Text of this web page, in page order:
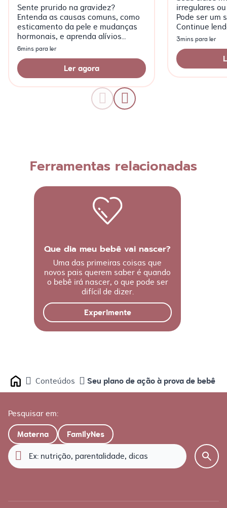
Sente prurido na gravidez?
Entenda as causas comuns, como
esticamento da pele e mudanças
hormonais, e aprenda alívios
seguros como hidratação e
compressas frias.
6mins para ler
Ler agora
irregulares
Pode ser um
Continue
observadas!
3mins para ler
Ferramentas relacionadas
Que dia meu bebê vai nascer?
Uma das primeiras coisas que
novos pais querem saber é quando
o bebê irá nascer, o que pode ser
difícil de dizer.
Experimente
Home Conteúdos Seu plano de ação à prova de bebê
Pesquisar em:
Materna FamilyNes